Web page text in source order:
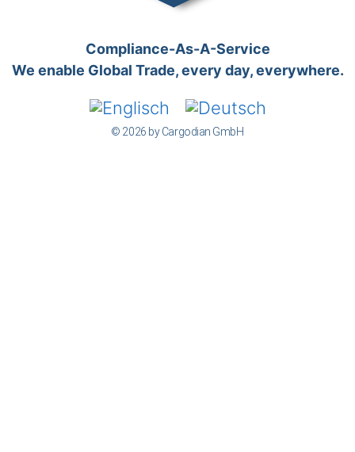
Compliance-As-A-Service
We enable Global Trade, every day, everywhere.
© 2026 by Cargodian GmbH